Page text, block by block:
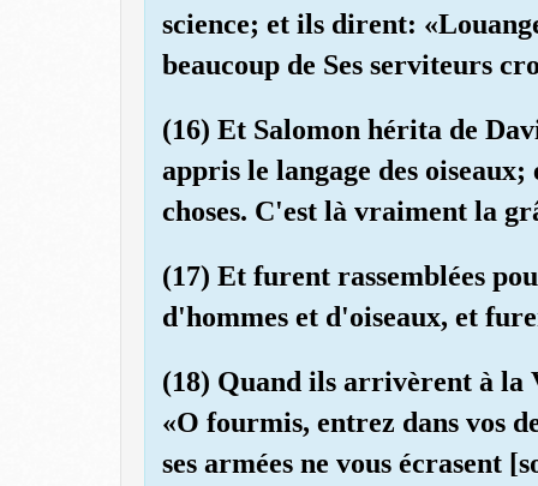
science; et ils dirent:
beaucoup de Ses serviteurs
(16) Et Salomon hérita de
appris le langage des
choses. C'est là vraiment la
(17) Et furent rassemblées
d'hommes et d'oiseaux, et
(18) Quand ils arrivèrent à la
«O fourmis, entrez dans vos
ses armées ne vous écrasent